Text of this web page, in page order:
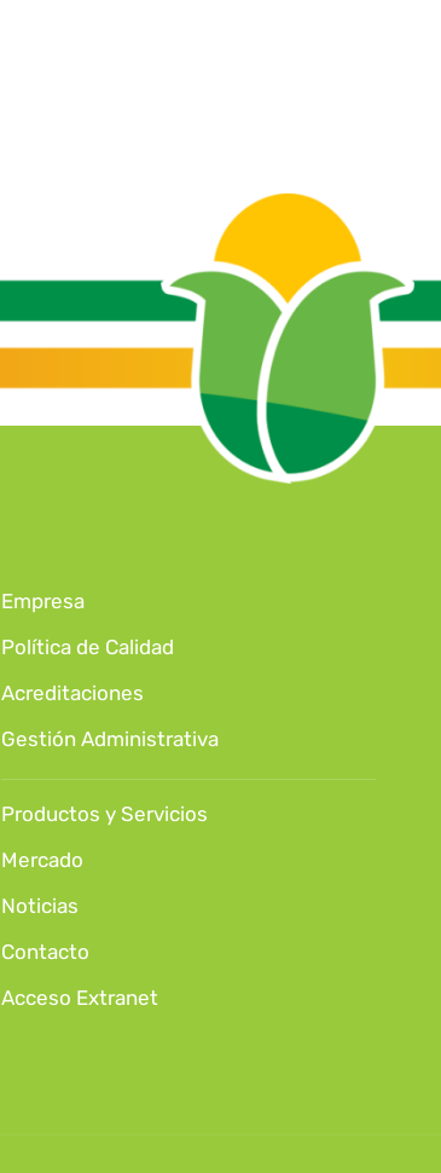
Empresa
Política de Calidad
Acreditaciones
Gestión Administrativa
Productos y Servicios
Mercado
Noticias
Contacto
Acceso Extranet